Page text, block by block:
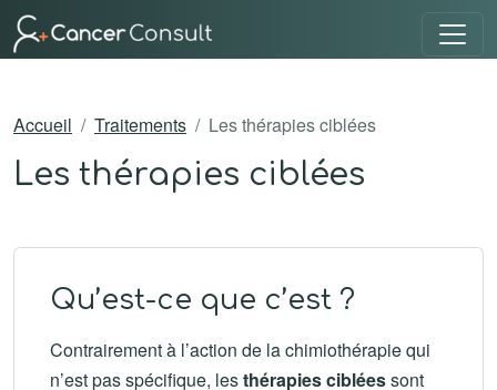
Accueil Traitements Les thérapies ciblées
Les thérapies ciblées
Qu’est-ce que c’est ?
Contrairement à l’action de la chimiothérapie qui
n’est pas spécifique, lesthérapies cibléessont